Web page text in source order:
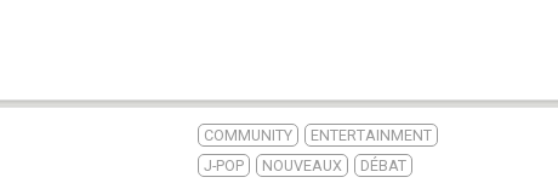
COMMUNITY
ENTERTAINMENT
J-POP
NOUVEAUX DÉBAT